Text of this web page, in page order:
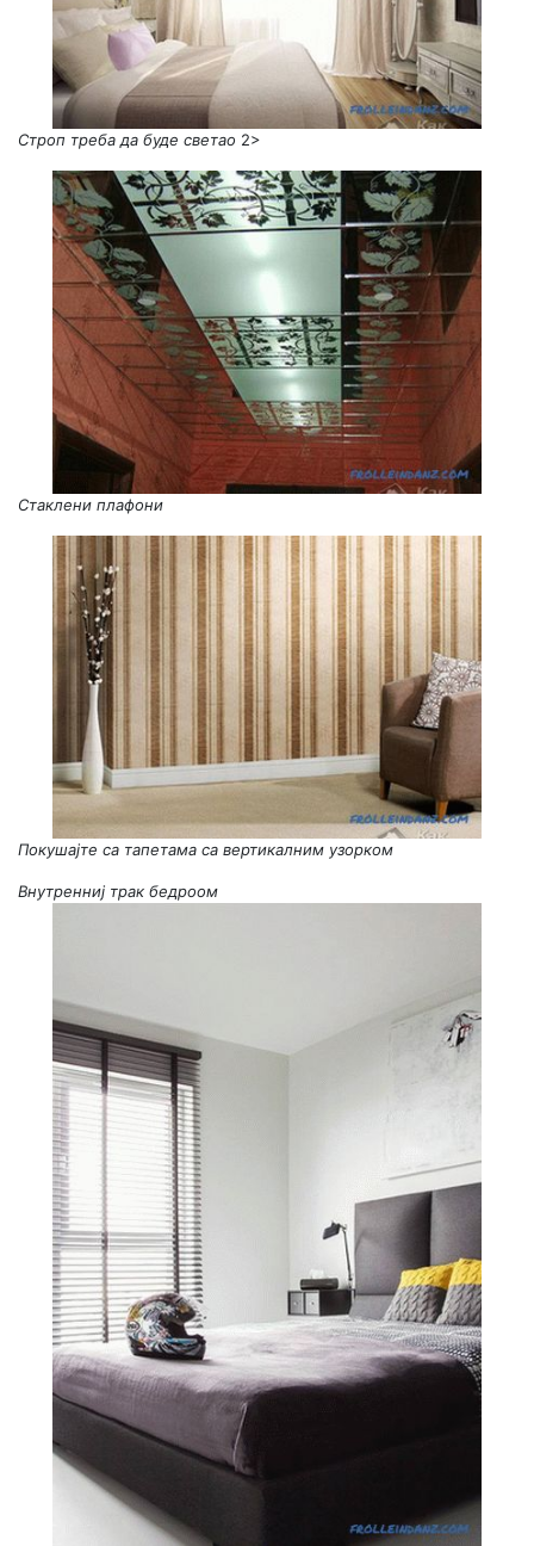
Строп треба да буде светао 2>
Стаклени плафони
Покушајте са тапетама са вертикалним узорком
Внутренниј трак бедроом